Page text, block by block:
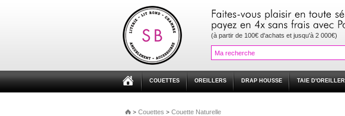
(à partir de 100€ d'achats et jusqu'à 2 000€)
COUETTES OREILLERS DRAP HOUSSE TAIE D'OREILLER
> Couettes > Couette Naturelle